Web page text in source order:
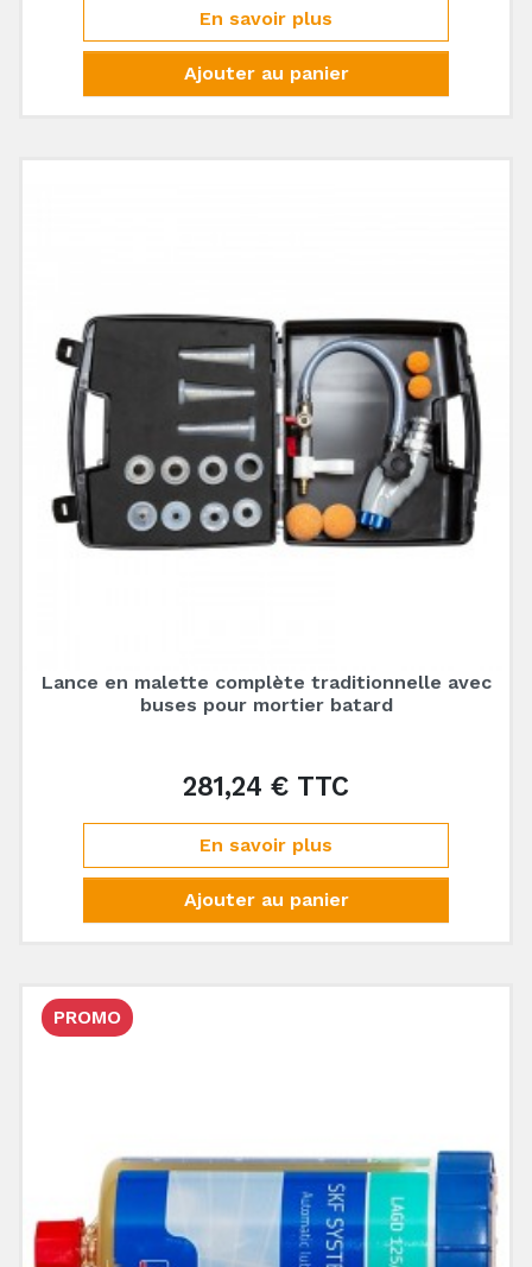
En savoir plus
Ajouter au panier
Lance en malette complète traditionnelle avec
buses pour mortier batard
281,24 € TTC
En savoir plus
Ajouter au panier
PROMO